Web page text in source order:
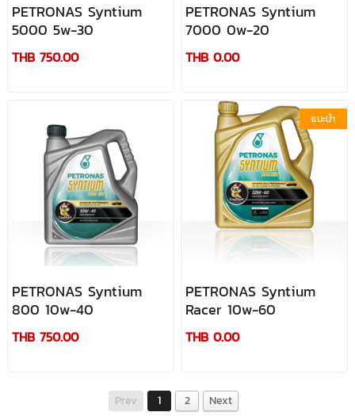
PETRONAS Syntium
5000 5w-30
THB 750.00
PETRONAS Syntium
7000 0w-20
THB 0.00
PETRONAS Syntium
800 10w-40
THB 750.00
แนะนำ
PETRONAS Syntium
Racer 10w-60
THB 0.00
Prev 1 2 Next